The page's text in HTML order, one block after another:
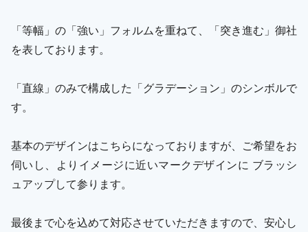
「等幅」の「強い」フォルムを重ねて、「突き進む」御社
を表しております。
「直線」のみで構成した「グラデーション」のシンボルで
す。
基本のデザインはこちらになっておりますが、ご希望をお
伺いし、よりイメージに近いマークデザインに ブラッシ
ュアップして参ります。
最後まで心を込めて対応させていただきますので、安心し